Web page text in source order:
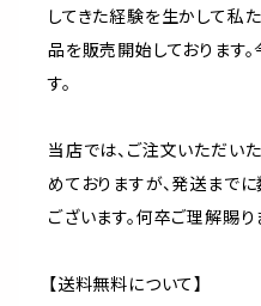
してきた経験を生かして私
品を販売開始しております
す。
当店では、ご注文いただい
めておりますが、発送まで
ございます。何卒ご理解賜
【送料無料について】